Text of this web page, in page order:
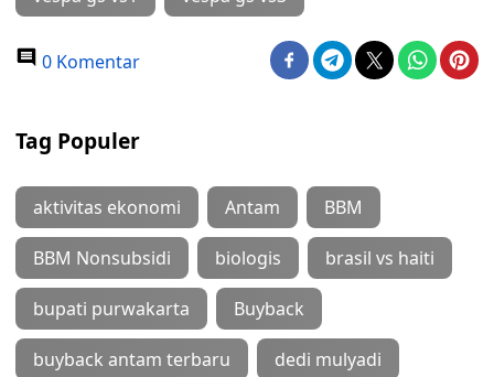
0 Komentar
Tag Populer
aktivitas ekonomi Antam BBM
BBM Nonsubsidi biologis brasil vs haiti
bupati purwakarta Buyback
buyback antam terbaru dedi mulyadi